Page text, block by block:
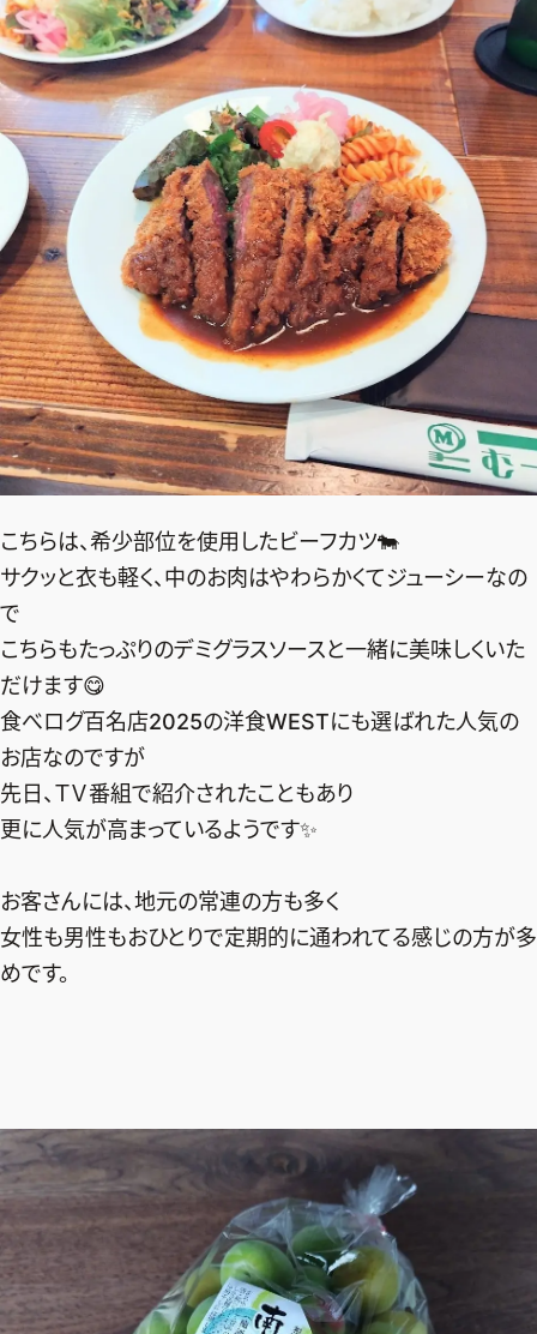
こちらは、希少部位を使用したビーフカツ🐄
サクッと衣も軽く、中のお肉はやわらかくてジューシーなの
で
こちらもたっぷりのデミグラスソースと一緒に美味しくいた
だけます😋
食べログ百名店2025の洋食WESTにも選ばれた人気の
お店なのですが
先日、ＴＶ番組で紹介されたこともあり
更に人気が高まっているようです✨
お客さんには、地元の常連の方も多く
女性も男性もおひとりで定期的に通われてる感じの方が多
めです。